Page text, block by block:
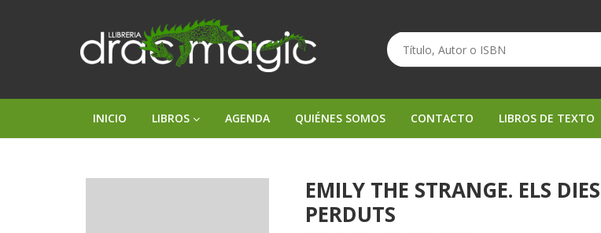
INICIO LIBROS AGENDA QUIÉNES SOMOS CONTACTO LIBROS DE TEXTO
EMILY THE STRANGE. ELS DIES
PERDUTS